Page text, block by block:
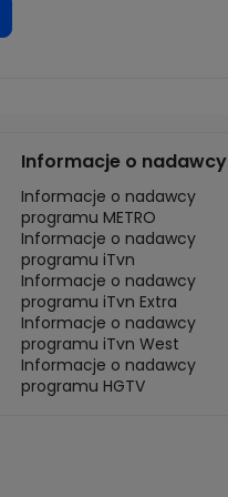
Informacje o nadawcy
Informacje o nadawcy
programu METRO
Informacje o nadawcy
programu iTvn
Informacje o nadawcy
programu iTvn Extra
Informacje o nadawcy
programu iTvn West
Informacje o nadawcy
programu HGTV